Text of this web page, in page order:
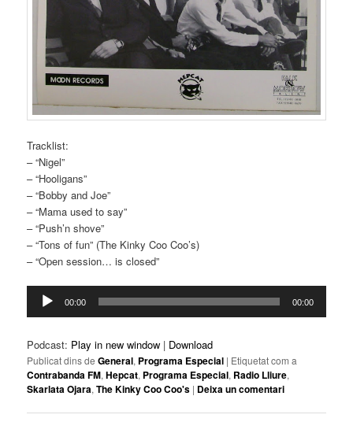
Tracklist:
– “Nigel”
– “Hooligans”
– “Bobby and Joe”
– “Mama used to say”
– “Push’n shove”
– “Tons of fun” (The Kinky Coo Coo’s)
– “Open session… is closed”
Reproductor
d'àudio
00:00 00:00
Podcast: Play in new window | Download
Publicat dins de General, Programa Especial | Etiquetat com a
Contrabanda FM,Hepcat, Programa Especial, Radio Lliure,
Skarlata Ojara,The Kinky Coo Coo's | Deixa un comentari